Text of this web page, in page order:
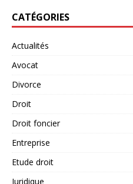
CATÉGORIES
Actualités
Avocat
Divorce
Droit
Droit foncier
Entreprise
Etude droit
Juridique